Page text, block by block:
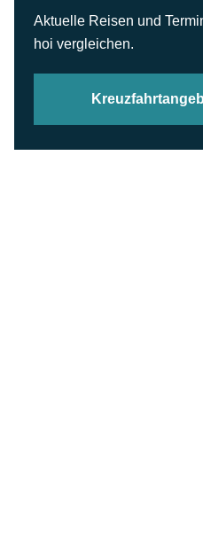
Aktuelle Reisen und
hoi vergleichen.